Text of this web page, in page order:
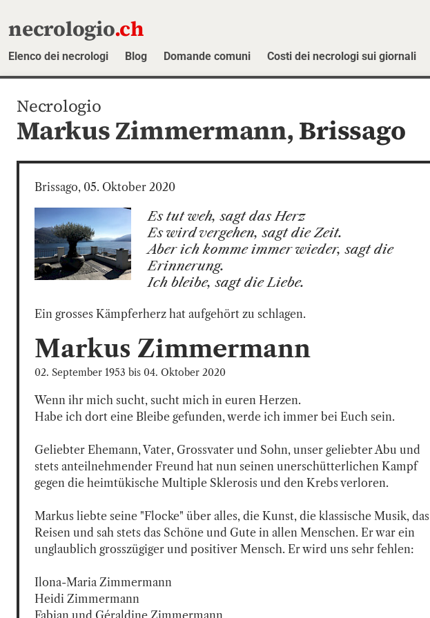
necrologio.ch
Elenco dei necrologi Blog Domande comuni Costi dei necrologi sui giornali
Necrologio
Markus Zimmermann, Brissago
Brissago, 05. Oktober 2020
Es tut weh, sagt das Herz
Es wird vergehen, sagt die Zeit.
Aber ich komme immer wieder, sagt die
Erinnerung.
Ich bleibe, sagt die Liebe.
Ein grosses Kämpferherz hat aufgehört zu schlagen.
Markus Zimmermann
02. September 1953 bis04. Oktober 2020
Wenn ihr mich sucht, sucht mich in euren Herzen.
Habe ich dort eine Bleibe gefunden, werde ich immer bei Euch sein.
Geliebter Ehemann, Vater, Grossvater und Sohn, unser geliebter Abu und
stets anteilnehmender Freund hat nun seinen unerschütterlichen Kampf
gegen die heimtükische Multiple Sklerosis und den Krebs verloren.
Markus liebte seine "Flocke" über alles, die Kunst, die klassische Musik, das
Reisen und sah stets das Schöne und Gute in allen Menschen. Er war ein
unglaublich grosszügiger und positiver Mensch. Er wird uns sehr fehlen:
Ilona-Maria Zimmermann
Heidi Zimmermann